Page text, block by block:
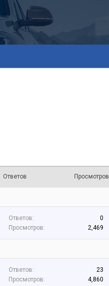
Ответов Просмотров
Ответов:
0
Просмотров:
2,469
Ответов:
23
Просмотров:
4,860